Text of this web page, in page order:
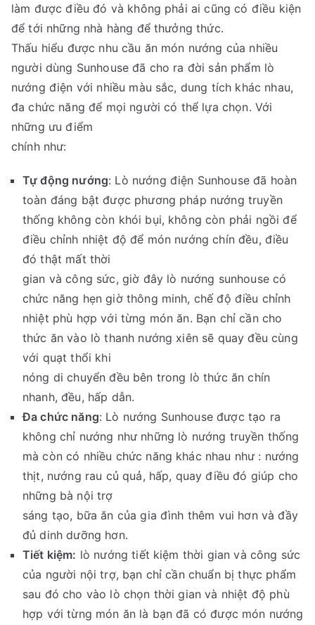
làm được điều đó và không phải ai cũng có điều kiện
để tới những nhà hàng để thưởng thức.
Thấu hiểu được nhu cầu ăn món nướng của nhiều
người dùng Sunhouse đã cho ra đời sản phẩm lò
nướng điện với nhiều màu sắc, dung tích khác nhau,
đa chức năng để mọi người có thể lựa chọn. Với
những ưu điểm
chính như:
Tự động nướng: Lò nướng điện Sunhouse đã hoàn
toàn đáng bật được phương pháp nướng truyền
thống không còn khói bụi, không còn phải ngồi để
điều chỉnh nhiệt độ để món nướng chín đều, điều
đó thật mất thời
gian và công sức, giờ đây lò nướng sunhouse có
chức năng hẹn giờ thông minh, chế độ điều chỉnh
nhiệt phù hợp với từng món ăn. Bạn chỉ cần cho
thức ăn vào lò thanh nướng xiên sẽ quay đều cùng
với quạt thổi khi
nóng di chuyển đều bên trong lò thức ăn chín
nhanh, đều, hấp dẫn.
Đa chức năng: Lò nướng Sunhouse được tạo ra
không chỉ nướng như những lò nướng truyền thống
mà còn có nhiều chức năng khác nhau như : nướng
thịt, nướng rau củ quả, hấp, quay điều đó giúp cho
những bà nội trợ
sáng tạo, bữa ăn của gia đình thêm vui hơn và đầy
đủ dinh dưỡng hơn.
Tiết kiệm: lò nướng tiết kiệm thời gian và công sức
của người nội trợ, bạn chỉ cần chuẩn bị thực phẩm
sau đó cho vào lò chọn thời gian và nhiệt độ phù
hợp với từng món ăn là bạn đã có được món nướng